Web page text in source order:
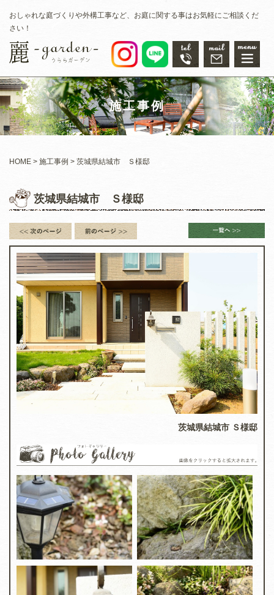
おしゃれな庭づくりや外構工事など、お庭に関する事はお気軽にご相談くだ
さい！
施工事例
HOME 施工事例 茨城県結城市 Ｓ様邸
茨城県結城市 Ｓ様邸
茨城県結城市 Ｓ様邸